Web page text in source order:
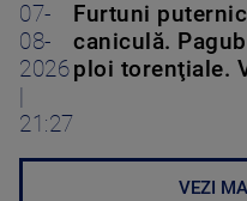
07-
08-
2026
21:27
Furtuni
caniculă.
ploi torenţiale.
VEZI